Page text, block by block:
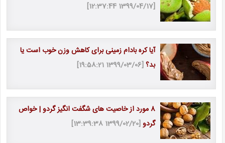
[1399/04/17 12:37:44]
آیا کره بادام زمینی برای کاهش وزن خوب است یا
بد؟[1399/03/06 19:58:21]
8 مورد از خاصیت های شگفت انگیز گردو | خواص
گردو[1399/02/20 13:39:38]